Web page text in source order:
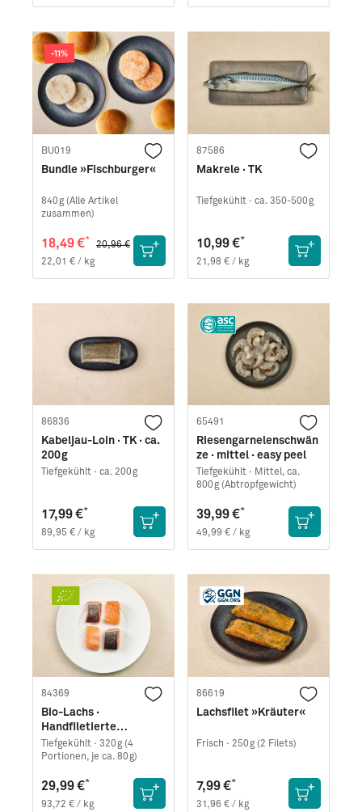
-11%
BU019
Bundle »Fischburger«
840g (Alle Artikel
zusammen)
18,49 €*
20,96 €
22,01 € / kg
87586
Makrele · TK
Tiefgekühlt · ca. 350-500g
10,99 €*
21,98 € / kg
86836
Kabeljau-Loin · TK · ca.
200g
Tiefgekühlt · ca. 200g
17,99 €*
89,95 € / kg
65491
Riesengarnelenschwän
ze · mittel · easy peel
Tiefgekühlt · Mittel, ca.
800g (Abtropfgewicht)
39,99 €*
49,99 € / kg
84369
Bio-Lachs ·
Handfiletierte
Portionen · TK
Tiefgekühlt · 320g (4
Portionen, je ca. 80g)
29,99 €*
93,72 € / kg
86619
Lachsfilet »Kräuter«
Frisch · 250g (2 Filets)
7,99 €*
31,96 € / kg